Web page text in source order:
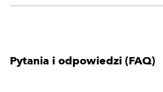
Pytania i odpowiedzi (FAQ)